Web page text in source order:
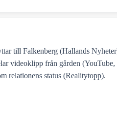
till Falkenberg (Hallands
videoklipp från gården
relationens status (Realitytopp).